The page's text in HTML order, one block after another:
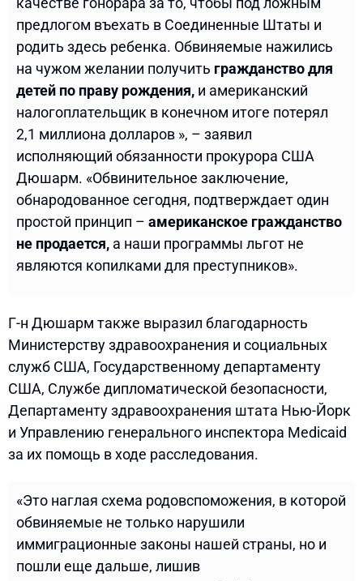
предлогом въехать в Соединенные Штаты и
родить здесь ребенка. Обвиняемые нажились
на чужом желании получить гражданство для
детей по праву рождения, и американский
налогоплательщик в конечном итоге потерял
2,1 миллиона долларов », – заявил
исполняющий обязанности прокурора США
Дюшарм. «Обвинительное заключение,
обнародованное сегодня, подтверждает один
простой принцип – американское гражданство
не продается, а наши программы льгот не
являются копилками для преступников».
Г-н Дюшарм также выразил благодарность
Министерству здравоохранения и социальных
служб США, Государственному департаменту
США, Службе дипломатической безопасности,
Департаменту здравоохранения штата Нью-Йорк
и Управлению генерального инспектора Medicaid
за их помощь в ходе расследования.
«Это наглая схема родовспоможения, в которой
обвиняемые не только нарушили
иммиграционные законы нашей страны, но и
пошли еще дальше, лишив